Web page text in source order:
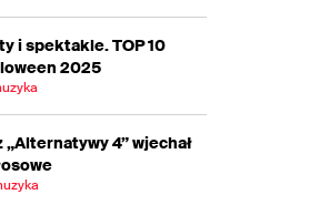
i spektakle. TOP 10
2025
4” wjechał